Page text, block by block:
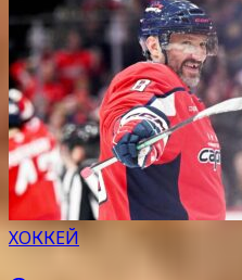
ХОККЕЙ